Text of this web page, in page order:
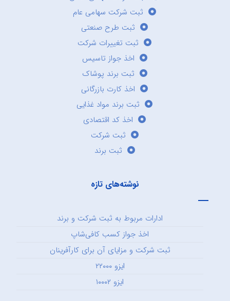
ثبت شرکت سهامی عام
ثبت طرح صنعتی
ثبت تغییرات شرکت
اخذ جواز تاسیس
ثبت برند پوشاک
اخذ کارت بازرگانی
ثبت برند مواد غذایی
اخذ کد اقتصادی
ثبت شرکت
ثبت برند
نوشته‌های تازه
ادارات مربوط به ثبت شرکت و برند
اخذ جواز کسب کافی‌شاپ
ثبت شرکت و مزایای آن برای کارآفرینان
ایزو ۲۲۰۰۰
ایزو ۱۰۰۰۲